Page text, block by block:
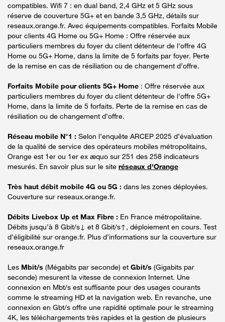
compatibles. Wifi 7 : en dual band, 2,4 GHz et 5 GHz sous
réserve de couverture 5G+ et en bande 3,5 GHz, détails sur
reseaux.orange.fr. Avec équipements compatibles. Forfaits Mobile
pour clients 4G Home ou 5G+ Home : Offre réservée aux
particuliers membres du foyer du client détenteur de l'offre 4G
Home ou 5G+ Home, dans la limite de 5 forfaits par foyer. Perte
de la remise en cas de résiliation ou de changement d’offre.
Forfaits Mobile pour clients 5G+ Home : Offre réservée aux
particuliers membres du foyer du client détenteur de l'offre 5G+
Home, dans la limite de 5 forfaits. Perte de la remise en cas de
résiliation ou de changement d’offre.
Réseau mobile N°1 : Selon l’enquête ARCEP 2025 d’évaluation
de la qualité de service des opérateurs mobiles métropolitains,
Orange est 1er ou 1er ex æquo sur 251 des 258 indicateurs
mesurés. En savoir plus sur le site réseaux d'Orange
Très haut débit mobile 4G ou 5G : dans les zones déployées.
Couverture sur reseaux.orange.fr.
Débits Livebox Up et Max Fibre : En France métropolitaine.
Débits jusqu’à 8 Gbit/s↓ et 8 Gbit/s↑, déploiement en cours. Test
d’éligibilité sur orange.fr. Plus d’informations sur la couverture sur
reseaux.orange.fr
Les Mbit/s (Mégabits par seconde) et Gbit/s (Gigabits par
seconde) mesurent la vitesse de connexion Internet. Une
connexion en Mbt/s est suffisante pour des usages courants
comme le streaming HD et la navigation web. En revanche, une
connexion en Gbt/s offre une rapidité optimale pour le streaming
4K, les téléchargements très rapides et la gestion de plusieurs